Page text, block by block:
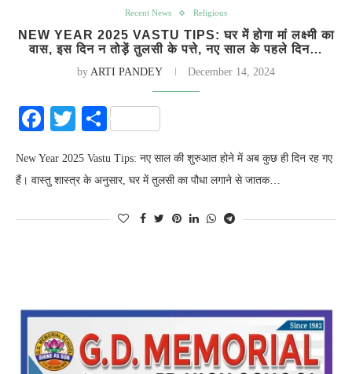
Recent News Religious
NEW YEAR 2025 VASTU TIPS: घर में होगा मां लक्ष्मी का
वास, इस दिन न तोड़ें तुलसी के पत्ते, नए साल के पहले दिन…
by ARTI PANDEY December 14, 2024
Facebook
Twitter
Share
New Year 2025 Vastu Tips: नए साल की शुरुआत होने में अब कुछ ही दिन रह गए
हैं। वास्तु शास्त्र के अनुसार, घर में तुलसी का पौधा लगाने से जातक…